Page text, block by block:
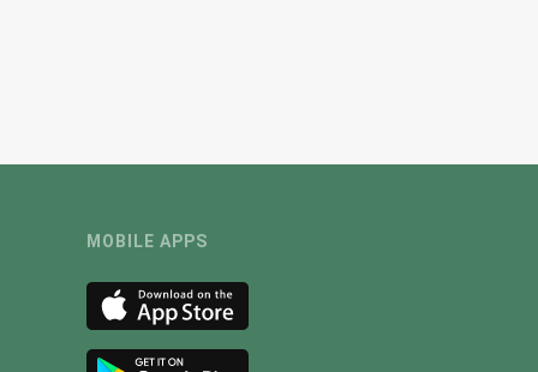
MOBILE APPS